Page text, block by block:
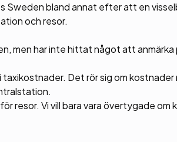
Sweden bland annat efter att en
och resor.
men har inte hittat något att anmärka
Det rör sig om
resor. Vi vill bara vara övertygade